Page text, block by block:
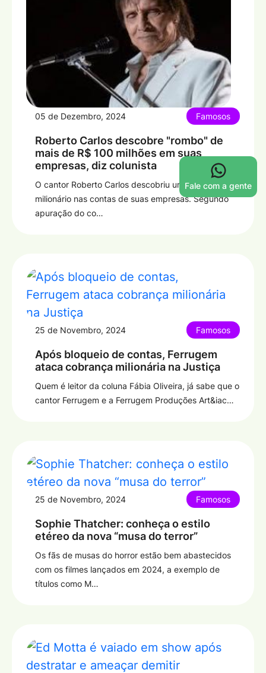
05 de Dezembro, 2024 Famosos
Roberto Carlos descobre "rombo" de
mais de R$ 100 milhões em suas
empresas, diz colunista
O cantor Roberto Carlos descobriu um “rombo”
milionário nas contas de suas empresas. Segundo
apuração do co…
25 de Novembro, 2024 Famosos
Após bloqueio de contas, Ferrugem
ataca cobrança milionária na Justiça
Quem é leitor da coluna Fábia Oliveira, já sabe que o
cantor Ferrugem e a Ferrugem Produções Art&iac…
25 de Novembro, 2024 Famosos
Sophie Thatcher: conheça o estilo
etéreo da nova “musa do terror”
Os fãs de musas do horror estão bem abastecidos
com os filmes lançados em 2024, a exemplo de
títulos como M…
Fale com a gente